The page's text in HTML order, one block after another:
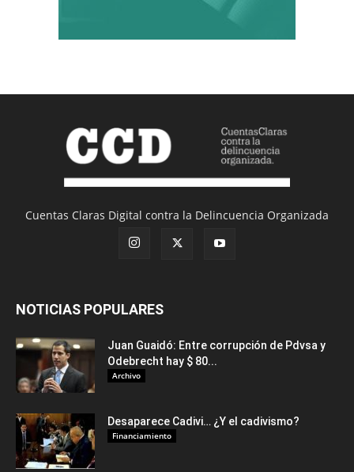
Cuentas Claras Digital contra la Delincuencia Organizada
NOTICIAS POPULARES
Juan Guaidó: Entre corrupción de Pdvsa y
Odebrecht hay $ 80...
Archivo
Desaparece Cadivi… ¿Y el cadivismo?
Financiamiento